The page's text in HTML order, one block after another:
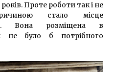
Проте роботи так і не
стало місце
Вона розміщена в
не було б потрібного